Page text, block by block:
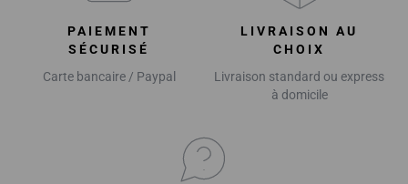
PAIEMENT
SÉCURISÉ
Carte bancaire / Paypal
LIVRAISON AU
CHOIX
Livraison standard ou express
à domicile